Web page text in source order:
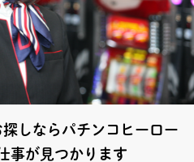
しならパチンコヒーロー
事が見つかります